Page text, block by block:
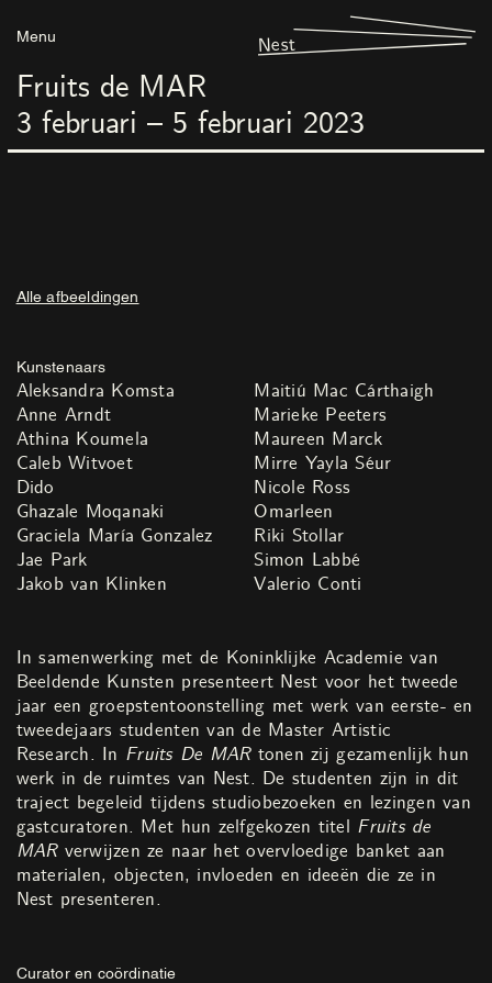
Menu Nest
Fruits de MAR
3 februari – 5 februari 2023
Alle afbeeldingen
Kunstenaars
Aleksandra Komsta
Anne Arndt
Athina Koumela
Caleb Witvoet
Dido
Ghazale Moqanaki
Graciela María Gonzalez
Jae Park
Jakob van Klinken
Maitiú Mac Cárthaigh
Marieke Peeters
Maureen Marck
Mirre Yayla Séur
Nicole Ross
Omarleen
Riki Stollar
Simon Labbé
Valerio Conti
In samenwerking met de Koninklijke Academie van
Beeldende Kunsten presenteert Nest voor het tweede
jaar een groepstentoonstelling met werk van eerste- en
tweedejaars studenten van de Master Artistic
Research. In Fruits De MAR tonen zij gezamenlijk hun
werk in de ruimtes van Nest. De studenten zijn in dit
traject begeleid tijdens studiobezoeken en lezingen van
gastcuratoren. Met hun zelfgekozen titel Fruits de
MARverwijzen ze naar het overvloedige banket aan
materialen, objecten, invloeden en ideeën die ze in
Nest presenteren.
Curator en coördinatie